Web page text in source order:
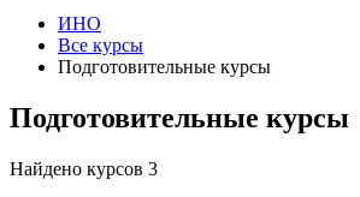
ИНО
Все курсы
Подготовительные курсы
Подготовительные курсы
Найдено курсов 3